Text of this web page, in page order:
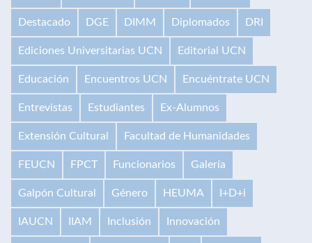
Destacado DGE DIMM Diplomados DRI
Ediciones Universitarias UCN Editorial UCN
Educación Encuentros UCN Encuéntrate UCN
Entrevistas Estudiantes Ex-Alumnos
Extensión Cultural Facultad de Humanidades
FEUCN FPCT Funcionarios Galería
Galpón Cultural Género HEUMA I+D+i
IAUCN IIAM Inclusión Innovación